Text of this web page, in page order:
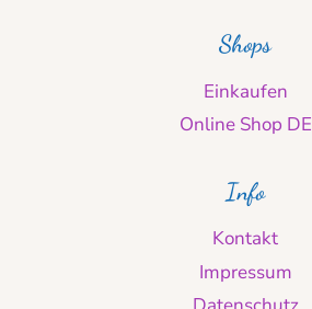
Shops
Einkaufen
Online Shop DE
Info
Kontakt
Impressum